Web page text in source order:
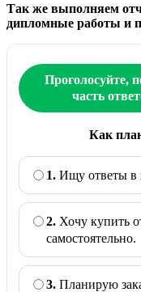
Так же выполняем
дипломные работы и
Проголосуйте,
часть
Как
1. Ищу ответы в
2. Хочу купить
самостоятельно.
3. Планирую